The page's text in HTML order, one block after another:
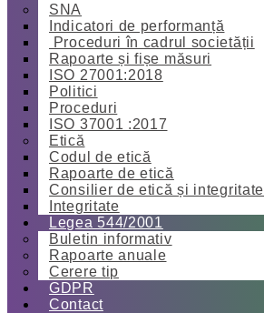
SNA
Indicatori de performanță
Proceduri în cadrul societății
Rapoarte și fișe măsuri
ISO 27001:2018
Politici
Proceduri
ISO 37001 :2017
Etică
Codul de etică
Rapoarte de etică
Consilier de etică și integritate
Integritate
Legea 544/2001
Buletin informativ
Rapoarte anuale
Cerere tip
GDPR
Contact